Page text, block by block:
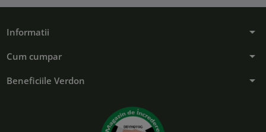
Informatii arrow_drop_down
Cum cumpar arrow_drop_down
Beneficiile Verdon arrow_drop_down